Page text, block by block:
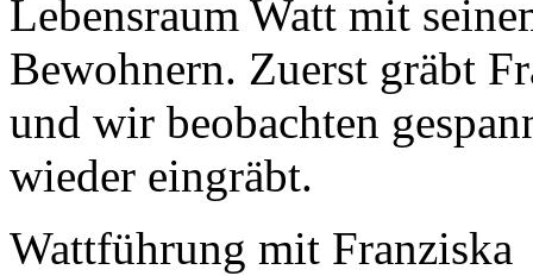
Lebensraum Watt mit
Bewohnern. Zuerst gräbt
und wir beobachten
wieder eingräbt.
Wattführung mit Franziska